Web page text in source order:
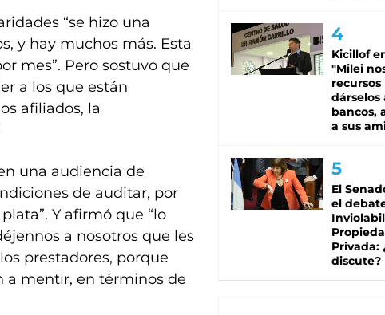
“se hizo una
y hay muchos más. Esta
mes”. Pero sostuvo que
a los que están
afiliados, la
una audiencia de
de auditar, por
Y afirmó que “lo
a nosotros que les
prestadores, porque
a mentir, en términos de
Kicillof
"Milei
recursos
dárselos
bancos,
a sus
El
el
Privada:
discute?